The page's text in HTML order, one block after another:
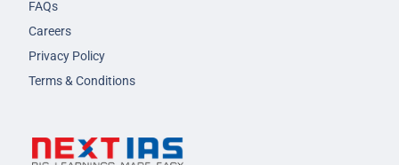
FAQs
Careers
Privacy Policy
Terms & Conditions